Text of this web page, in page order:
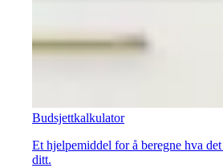
Budsjettkalkulator
Et hjelpemiddel for å beregne hva
ditt.